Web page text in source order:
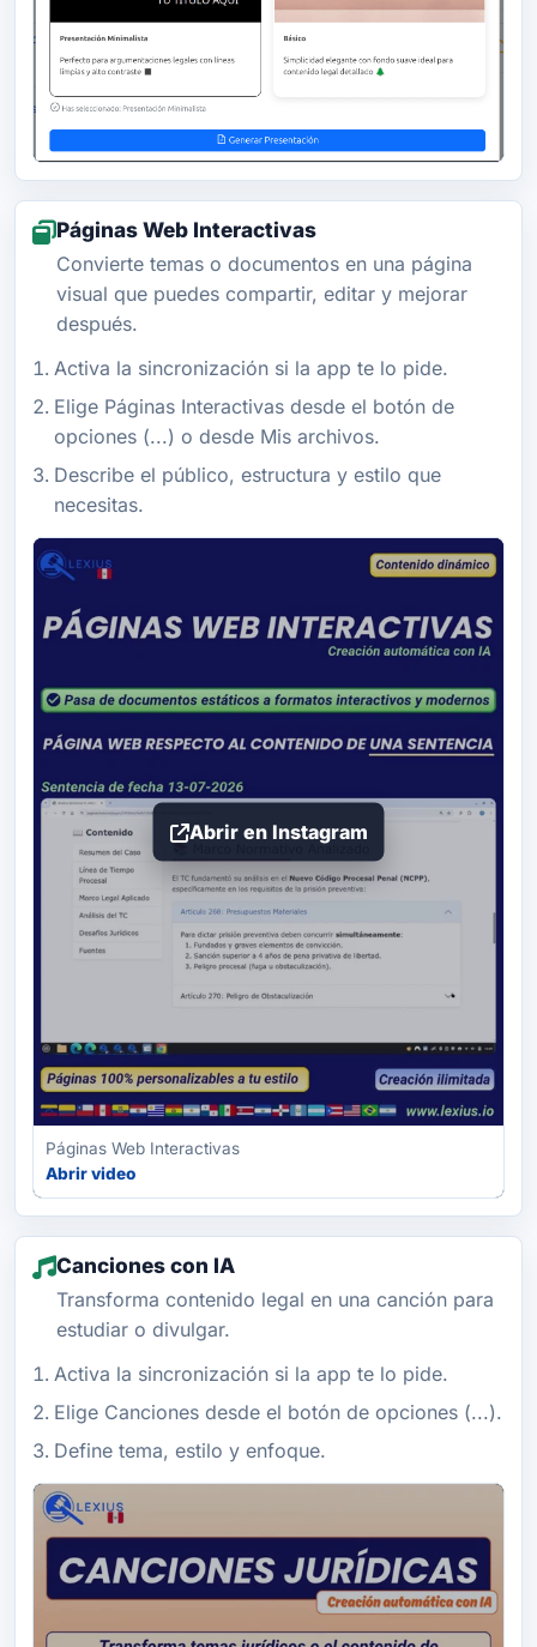
Páginas Web Interactivas
Convierte temas o documentos en una página
visual que puedes compartir, editar y mejorar
después.
Activa la sincronización si la app te lo pide.
Elige Páginas Interactivas desde el botón de
opciones (...) o desde Mis archivos.
Describe el público, estructura y estilo que
necesitas.
Abrir en Instagram
Páginas Web Interactivas
Abrir video
Canciones con IA
Transforma contenido legal en una canción para
estudiar o divulgar.
Activa la sincronización si la app te lo pide.
Elige Canciones desde el botón de opciones (...).
Define tema, estilo y enfoque.